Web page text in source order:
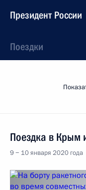
Президент России
Поездки
Поездка в Крым
9 − 10 января 2020 года